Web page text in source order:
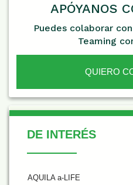
APÓYANOS
Puedes colaborar
Teaming
QUIERO
De Interés
DE INTERÉS
AQUILA a-LIFE